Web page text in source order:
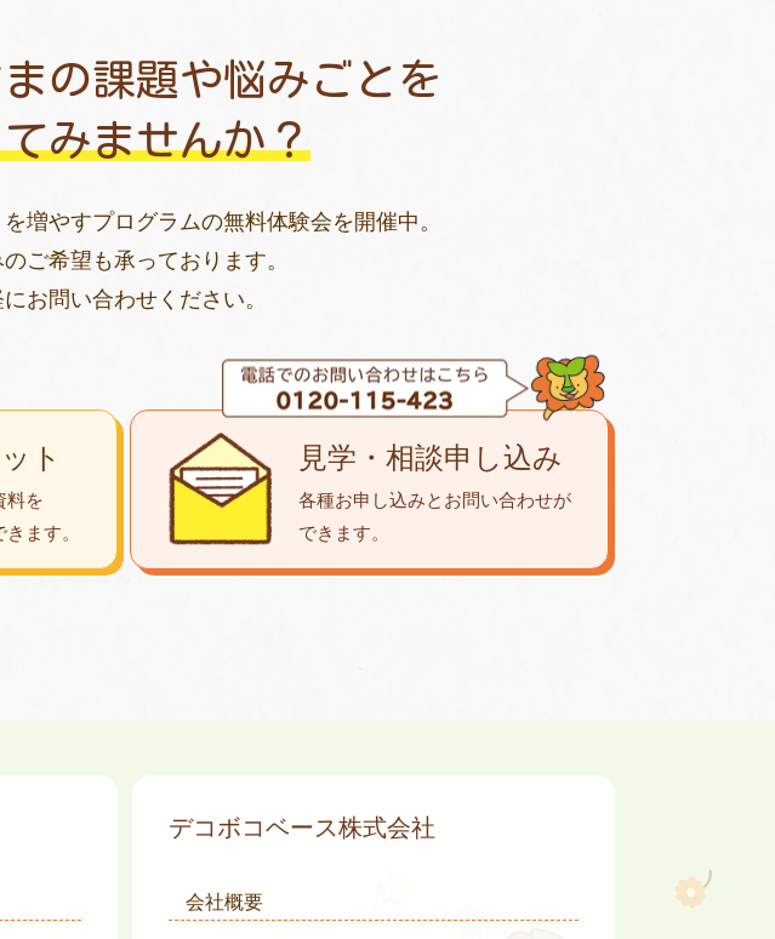
の課題や悩みごとを
みませんか？
を増やすプログラムの無料体験会を開催中。
ご希望も承っております。
お問い合わせください。
ト
料を
きます。
見学・相談申し込み
各種お申し込みとお問い合わせが
できます。
デコボコベース株式会社
会社概要